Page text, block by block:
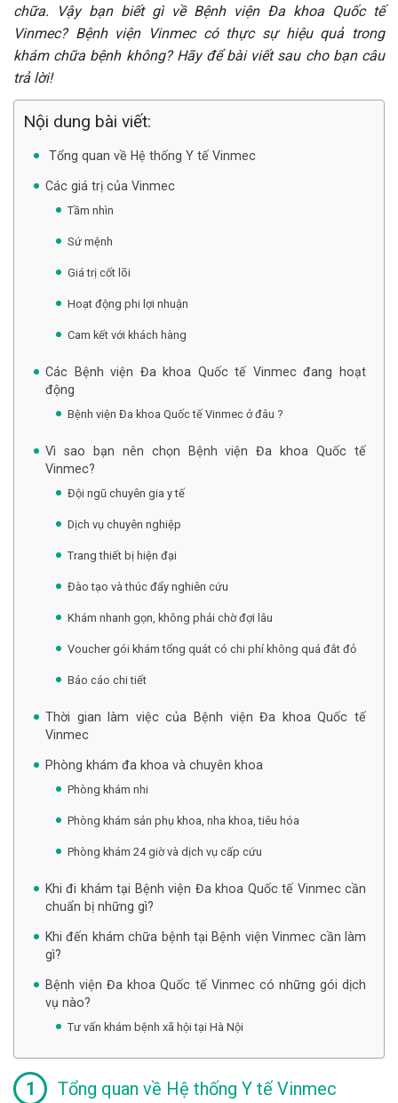
chữa. Vậy bạn biết gì về Bệnh viện Đa khoa Quốc tế
Vinmec? Bệnh viện Vinmec có thực sự hiệu quả trong
khám chữa bệnh không? Hãy để bài viết sau cho bạn câu
trả lời!
Nội dung bài viết:
Tổng quan về Hệ thống Y tế Vinmec
Các giá trị của Vinmec
Tầm nhìn
Sứ mệnh
Giá trị cốt lõi
Hoạt động phi lợi nhuận
Cam kết với khách hàng
Các Bệnh viện Đa khoa Quốc tế Vinmec đang hoạt
động
Bệnh viện Đa khoa Quốc tế Vinmec ở đâu ?
Vì sao bạn nên chọn Bệnh viện Đa khoa Quốc tế
Vinmec?
Đội ngũ chuyên gia y tế
Dịch vụ chuyên nghiệp
Trang thiết bị hiện đại
Đào tạo và thúc đẩy nghiên cứu
Khám nhanh gọn, không phải chờ đợi lâu
Voucher gói khám tổng quát có chi phí không quá đắt đỏ
Báo cáo chi tiết
Thời gian làm việc của Bệnh viện Đa khoa Quốc tế
Vinmec
Phòng khám đa khoa và chuyên khoa
Phòng khám nhi
Phòng khám sản phụ khoa, nha khoa, tiêu hóa
Phòng khám 24 giờ và dịch vụ cấp cứu
Khi đi khám tại Bệnh viện Đa khoa Quốc tế Vinmec cần
chuẩn bị những gì?
Khi đến khám chữa bệnh tại Bệnh viện Vinmec cần làm
gì?
Bệnh viện Đa khoa Quốc tế Vinmec có những gói dịch
vụ nào?
Tư vấn khám bệnh xã hội tại Hà Nội
Tổng quan về Hệ thống Y tế Vinmec